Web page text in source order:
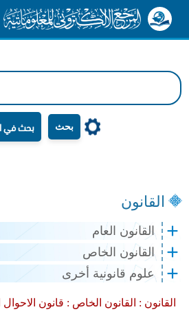
بحث
القانون
القانون العام
القانون الخاص
علوم قانونية أخرى
القانون : القانون الخاص : قانون